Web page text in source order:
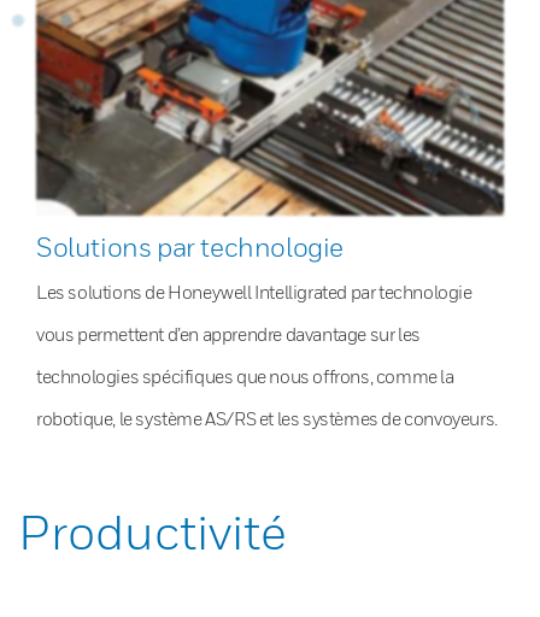
Solutions par technologie
Les solutions de Honeywell Intelligrated par technologie
vous permettent d’en apprendre davantage sur les
technologies spécifiques que nous offrons, comme la
robotique, le système AS/RS et les systèmes de convoyeurs.
Productivité